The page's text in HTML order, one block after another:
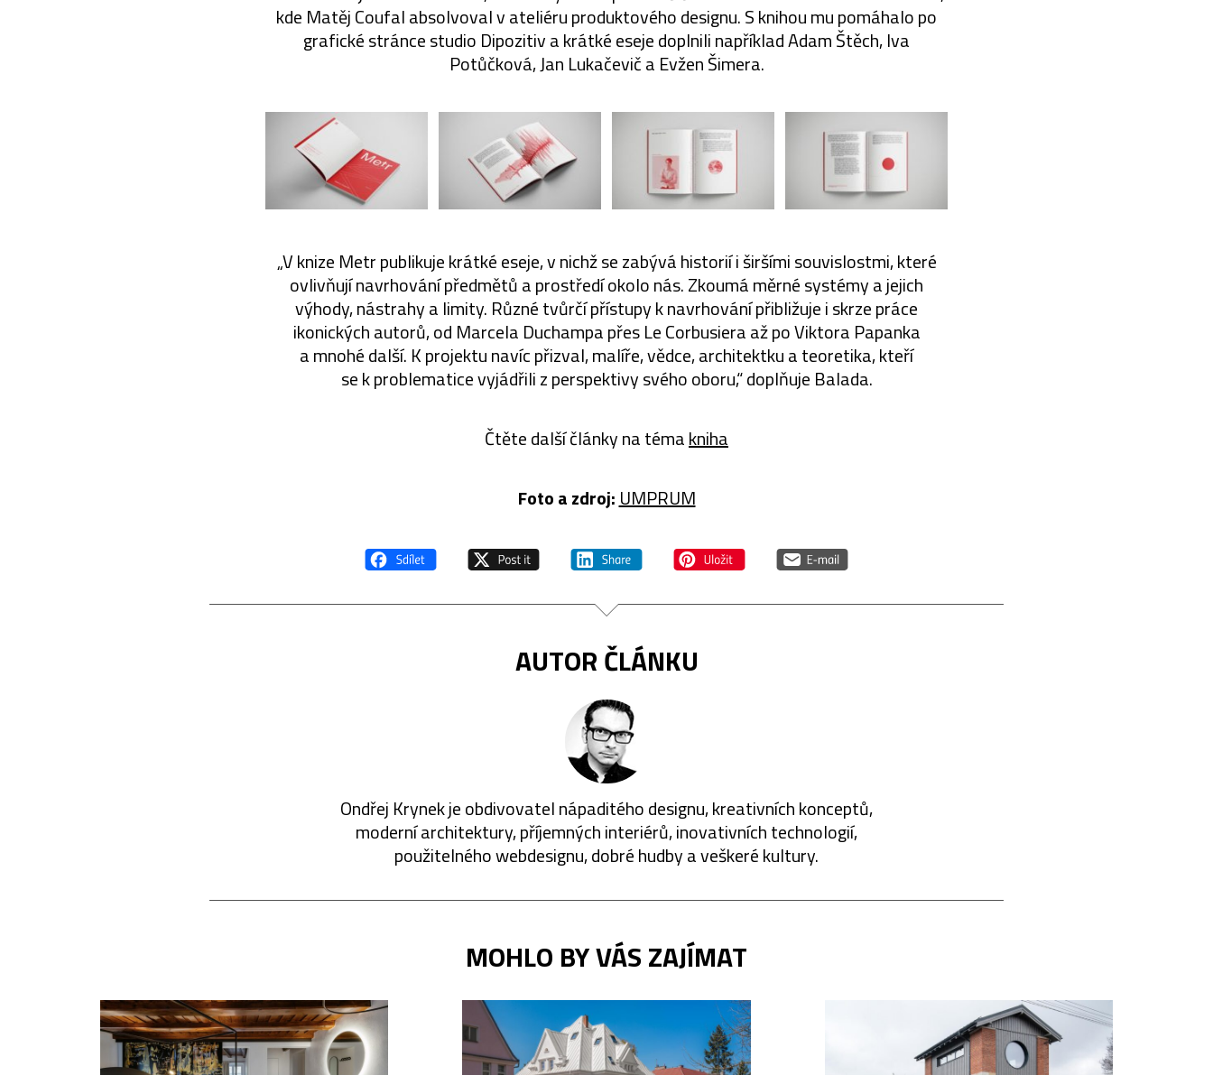
kde Matěj Coufal absolvoval v ateliéru produktového designu. S knihou mu pomáhalo po
grafické stránce studio Dipozitiv a krátké eseje doplnili například Adam Štěch, Iva
Potůčková, Jan Lukačevič a Evžen Šimera.
„V knize Metr publikuje krátké eseje, v nichž se zabývá historií i širšími souvislostmi, které
ovlivňují navrhování předmětů a prostředí okolo nás. Zkoumá měrné systémy a jejich
výhody, nástrahy a limity. Různé tvůrčí přístupy k navrhování přibližuje i skrze práce
ikonických autorů, od Marcela Duchampa přes Le Corbusiera až po Viktora Papanka
a mnohé další. K projektu navíc přizval, malíře, vědce, architektku a teoretika, kteří
se k problematice vyjádřili z perspektivy svého oboru,“ doplňuje Balada.
Čtěte další články na témakniha
Foto a zdroj: UMPRUM
AUTOR ČLÁNKU
Ondřej Krynek je obdivovatel nápaditého designu, kreativních konceptů,
moderní architektury, příjemných interiérů, inovativních technologií,
použitelného webdesignu, dobré hudby a veškeré kultury.
MOHLO BY VÁS ZAJÍMAT